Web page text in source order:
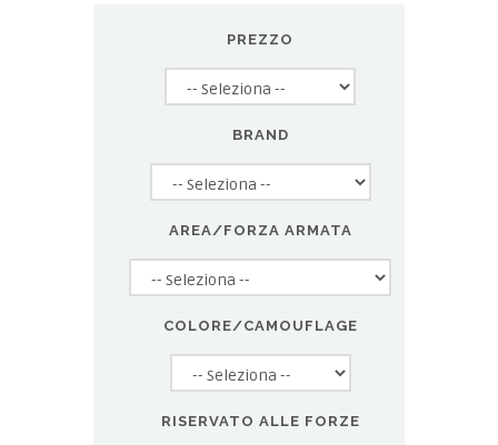
PREZZO
BRAND
AREA/FORZA ARMATA
COLORE/CAMOUFLAGE
RISERVATO ALLE FORZE